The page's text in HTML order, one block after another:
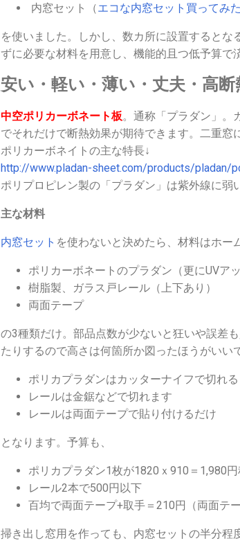
内窓セット（エコな内窓セット買ってみた
を使いました。しかし、数カ所に設置すると
ずに必要な材料を用意し、機能的且つ低予算で
安い・軽い・薄い・丈夫・高
中空ポリカーボネート板。通称「プラダン」。
でそれだけで断熱効果が期待できます。二重窓
ポリカーボネイトの主な特長↓
http://www.pladan-sheet.com/products/pladan/
ポリプロピレン製の「プラダン」は紫外線に弱
主な材料
内窓セット を使わないと決めたら、材料はホー
ポリカーボネートのプラダン（更にUVア
樹脂製、ガラス戸レール（上下あり）
両面テープ
の3種類だけ。部品点数が少ないと狂いや誤差
たりするので高さは何箇所か図ったほうがいい
ポリカプラダンはカッターナイフで切れ
レールは金鋸などで切れます
レールは両面テープで貼り付けるだけ
となります。予算も、
ポリカプラダン1枚が1820ｘ910＝1,980円
レール2本で500円以下
百均で両面テープ+取手＝210円（両面テ
掃き出し窓用を作っても、内窓セットの半分程